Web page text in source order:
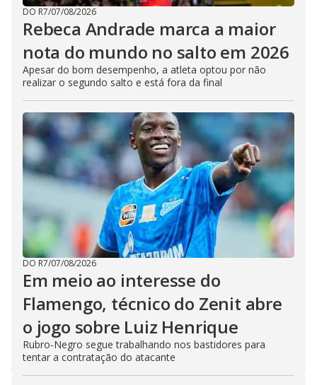
DO R7/07/08/2026
Rebeca Andrade marca a maior
nota do mundo no salto em 2026
Apesar do bom desempenho, a atleta optou por não
realizar o segundo salto e está fora da final
DO R7/07/08/2026
Em meio ao interesse do
Flamengo, técnico do Zenit abre
o jogo sobre Luiz Henrique
Rubro-Negro segue trabalhando nos bastidores para
tentar a contratação do atacante